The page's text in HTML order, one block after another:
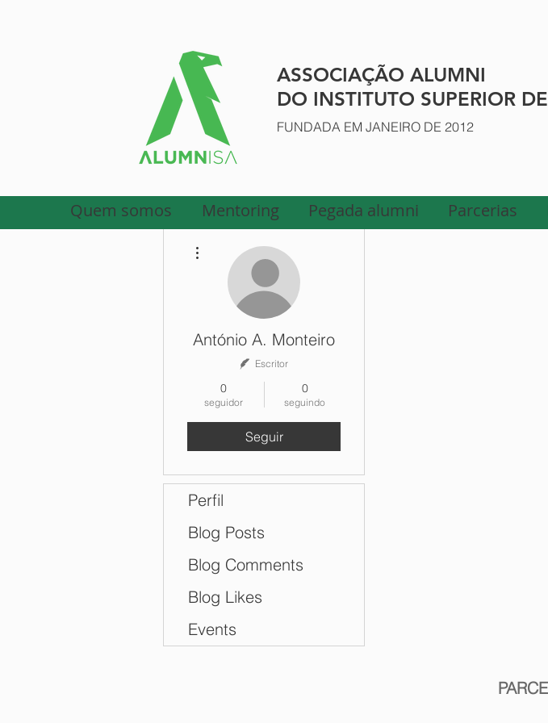
ASSOCIAÇÃO ALUMNI
DO INSTITUTO SUPERIOR
FUNDADA EM JANEIRO DE 2012
Quem somos Mentoring Pegada alumni Parcerias
António A. Monteiro
Escritor
0
seguidor
0
seguindo
Seguir
Perfil
Blog Posts
Blog Comments
Blog Likes
Events